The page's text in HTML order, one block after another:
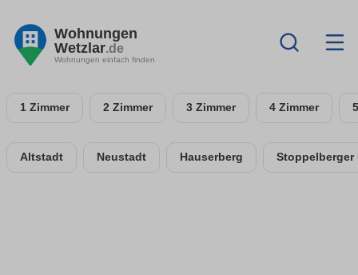
Wohnungen
Wetzlar.de
Wohnungen einfach finden
1 Zimmer 2 Zimmer 3 Zimmer 4 Zimmer
Altstadt Neustadt Hauserberg Stoppelberger